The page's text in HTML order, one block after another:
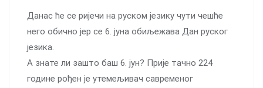
Данас ће се риjечи на руском језику чути чешће
него обично јер се 6. јуна обиљежава Дан руског
језика.
А знате ли зашто баш 6. јун? Приjе тачно 224
годинe рођен је утемељивач савременог